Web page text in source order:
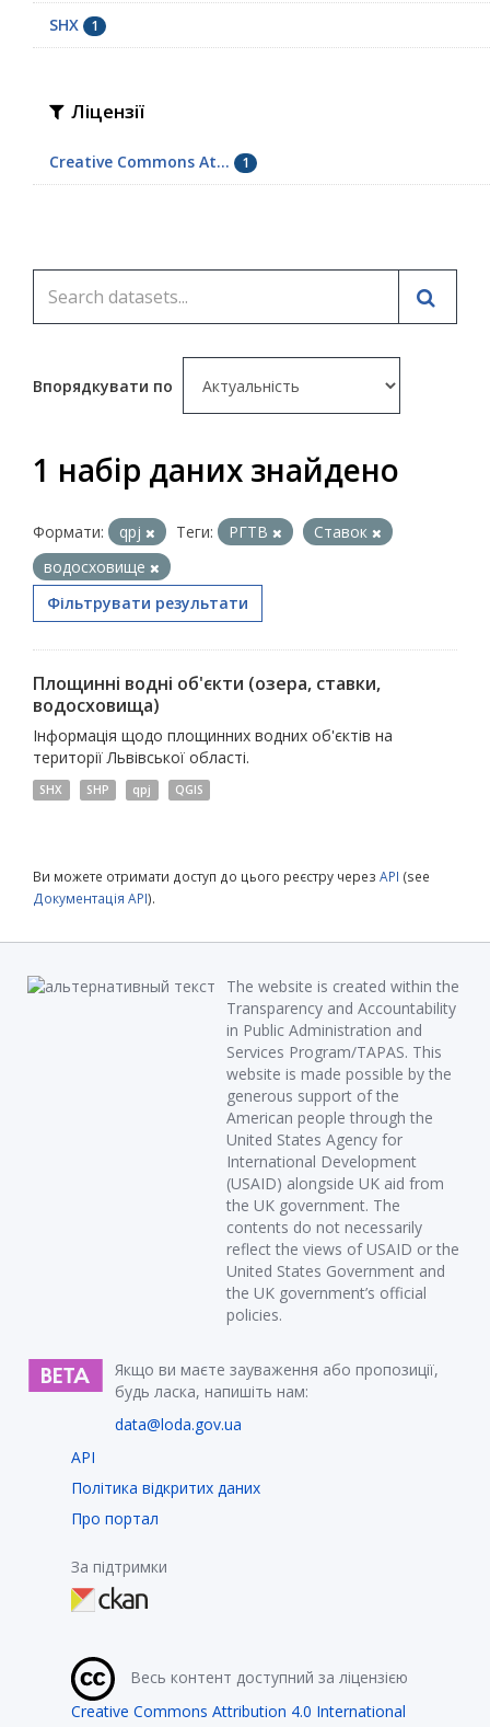
SHX 1
Ліцензії
Creative Commons At... 1
Впорядкувати по
1 набір даних знайдено
Формати: qpj Теги: РГТВ
Ставок
водосховище
Фільтрувати результати
Площинні водні об'єкти (озера, ставки,
водосховища)
Інформація щодо площинних водних об'єктів на
території Львівської області.
SHX SHP qpj QGIS
Ви можете отримати доступ до цього реєстру через API (see
Документація API).
The website is created within the
Transparency and Accountability
in Public Administration and
Services Program/TAPAS. This
website is made possible by the
generous support of the
American people through the
United States Agency for
International Development
(USAID) alongside UK aid from
the UK government. The
contents do not necessarily
reflect the views of USAID or the
United States Government and
the UK government’s official
policies.
Якщо ви маєте зауваження або пропозиції,
будь ласка, напишіть нам:
data@loda.gov.ua
API
Політика відкритих даних
Про портал
За підтримки
Весь контент доступний за ліцензією
Creative Commons Attribution 4.0 International